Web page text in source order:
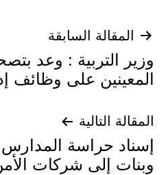
تصفّح
المقالات
المقالة السابقة
وزير التربية : وعد
المعينين على وظائف
المقالة التالية
إسناد حراسة المدارس
وبنات إلى شركات